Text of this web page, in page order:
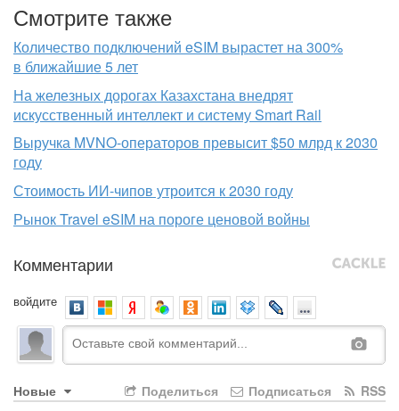
Смотрите также
Количество подключений eSIM вырастет на 300%
в ближайшие 5 лет
На железных дорогах Казахстана внедрят
искусственный интеллект и систему Smart Rail
Выручка MVNO-операторов превысит $50 млрд к 2030
году
Стоимость ИИ-чипов утроится к 2030 году
Рынок Travel eSIM на пороге ценовой войны
Комментарии
войдите
Новые RSS
Подписаться
Поделиться